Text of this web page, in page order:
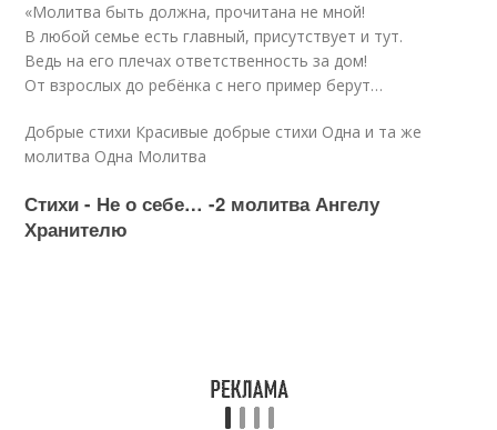
«Молитва быть должна, прочитана не мной!
В любой семье есть главный, присутствует и тут.
Ведь на его плечaх ответственность за дом!
От взрослых до ребёнка с него пример берут…
Добрые стихи Красивые добрые стихи Одна и та же
молитва Одна Молитва
Стихи - Не о себе… -2 молитва Ангелу
Хранителю